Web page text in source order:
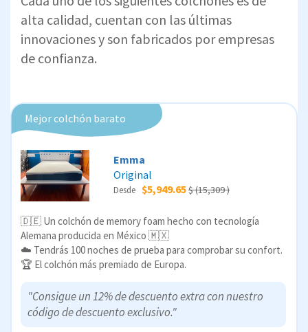
alta calidad, cuentan con las últimas
innovaciones y son fabricados por empresas
de confianza.
Mejor colchón barato
Emma
Original
Desde$5,949.65$ (15,309 )
🇩🇪 Un colchón de memory foam hecho con tecnología
Alemana producida en México 🇲🇽
☁️ Tendrás 100 noches de prueba para comprobar su confort.
🏆 El colchón más premiado de Europa.
"Consigue un 12% de descuento extra con nuestro
código de descuento exclusivo."